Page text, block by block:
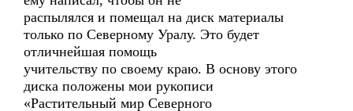
распылялся и помещал на диск материалы
только по Северному Уралу. Это будет
отличнейшая помощь
учительству по своему краю. В основу этого
диска положены мои рукописи
«Растительный мир Северного